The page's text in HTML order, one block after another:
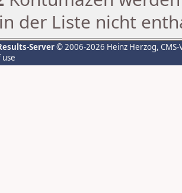
der Liste nicht
Server© 2006-2026 Heinz Herzog,
use